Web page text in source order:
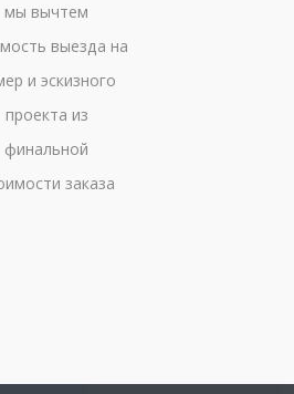
мы вычтем
выезда на
и эскизного
проекта из
финальной
заказа